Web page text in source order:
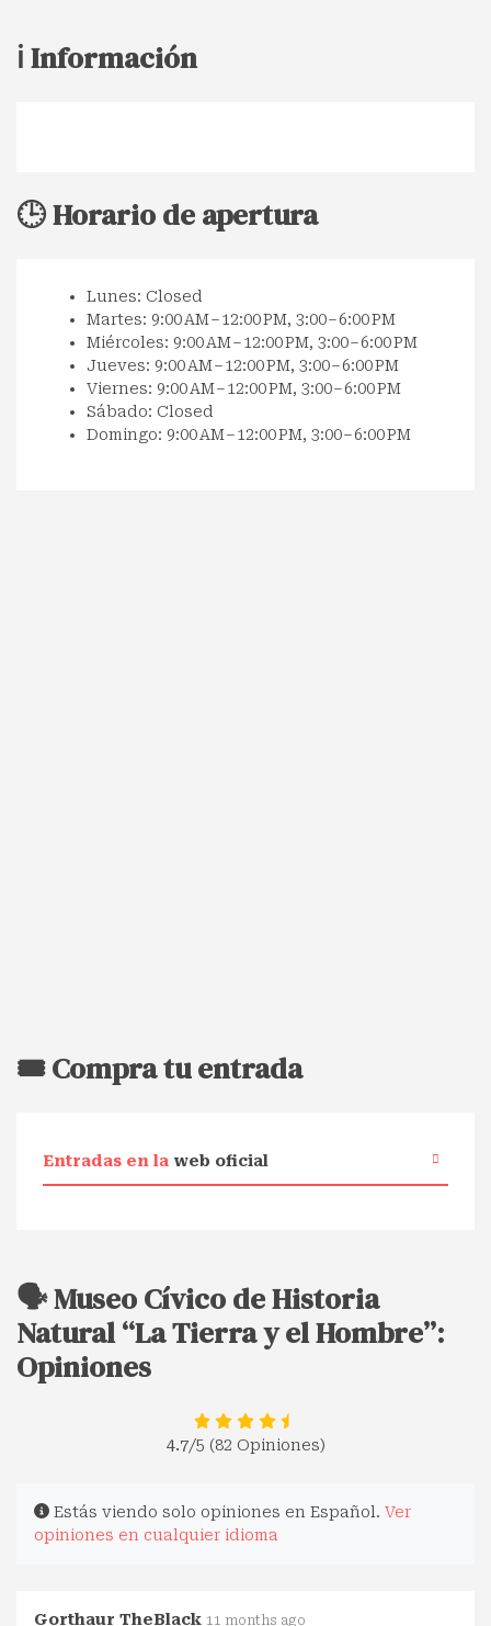
ℹ️ Información
🕒 Horario de apertura
Lunes: Closed
Martes: 9:00 AM – 12:00 PM, 3:00 – 6:00 PM
Miércoles: 9:00 AM – 12:00 PM, 3:00 – 6:00 PM
Jueves: 9:00 AM – 12:00 PM, 3:00 – 6:00 PM
Viernes: 9:00 AM – 12:00 PM, 3:00 – 6:00 PM
Sábado: Closed
Domingo: 9:00 AM – 12:00 PM, 3:00 – 6:00 PM
🎟️ Compra tu entrada
Entradas en la web oficial
🗣️ Museo Cívico de Historia
Natural “La Tierra y el Hombre”:
Opiniones
4.7/5 (82 Opiniones)
Estás viendo solo opiniones en Español. Ver
opiniones en cualquier idioma
Gorthaur TheBlack 11 months ago